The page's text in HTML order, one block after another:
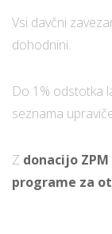
Vsi davčni
dohodnini.
Do 1% odstotka
seznama
Z donacijo
programe za